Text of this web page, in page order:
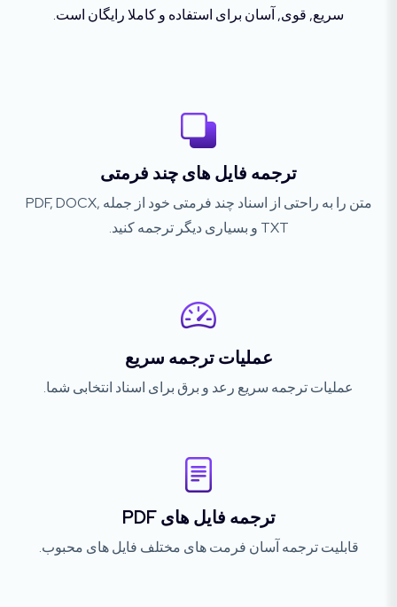
سریع, قوی, آسان برای استفاده و کاملا رایگان است.
ترجمه فایل های چند فرمتی
متن را به راحتی از اسناد چند فرمتی خود از جمله PDF, DOCX,
TXT و بسیاری دیگر ترجمه کنید.
عملیات ترجمه سریع
عملیات ترجمه سریع رعد و برق برای اسناد انتخابی شما.
ترجمه فایل های PDF
قابلیت ترجمه آسان فرمت های مختلف فایل های محبوب.